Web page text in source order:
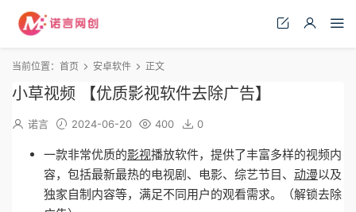
当前位置： 首页 安卓软件 正文
小草视频 【优质影视软件去除广告】
诺言 2024-06-20 400 0
一款非常优质的影视播放软件，提供了丰富多样的视频内
容，包括最新最热的电视剧、电影、综艺节目、 动漫以及
独家自制内容等，满足不同用户的观看需求。（解锁去除